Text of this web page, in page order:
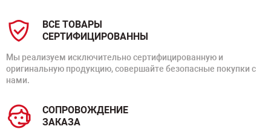
ВСЕ ТОВАРЫ
СЕРТИФИЦИРОВАННЫ
Мы реализуем исключительно сертифицированную и
оригинальную продукцию, совершайте безопасные покупки с
нами.
СОПРОВОЖДЕНИЕ
ЗАКАЗА